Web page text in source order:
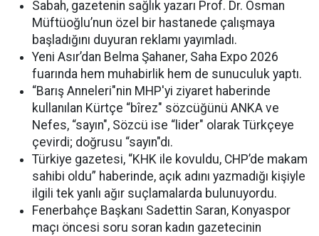
Sabah, gazetenin sağlık yazarı Prof. Dr. Osman
Müftüoğlu’nun özel bir hastanede çalışmaya
başladığını duyuran reklamı yayımladı.
Yeni Asır’dan Belma Şahaner, Saha Expo 2026
fuarında hem muhabirlik hem de sunuculuk yaptı.
“Barış Anneleri"nin MHP'yi ziyaret haberinde
kullanılan Kürtçe “bîrez" sözcüğünü ANKA ve
Nefes, “sayın", Sözcü ise “lider" olarak Türkçeye
çevirdi; doğrusu “sayın"dı.
Türkiye gazetesi, “KHK ile kovuldu, CHP’de makam
sahibi oldu” haberinde, açık adını yazmadığı kişiyle
ilgili tek yanlı ağır suçlamalarda bulunuyordu.
Fenerbahçe Başkanı Sadettin Saran, Konyaspor
maçı öncesi soru soran kadın gazetecinin